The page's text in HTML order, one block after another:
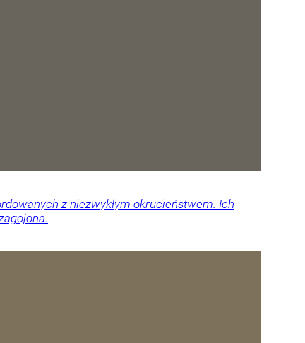
z niezwykłym okrucieństwem. Ich